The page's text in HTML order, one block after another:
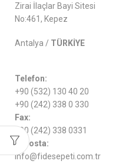
Zirai İlaçlar Bayi Sitesi
No:461, Kepez
Antalya / TÜRKİYE
Telefon:
+90 (532) 130 40 20
+90 (242) 338 0 330
Fax:
+90 (242) 338 0331
e-Posta:
info@fidesepeti.com.tr